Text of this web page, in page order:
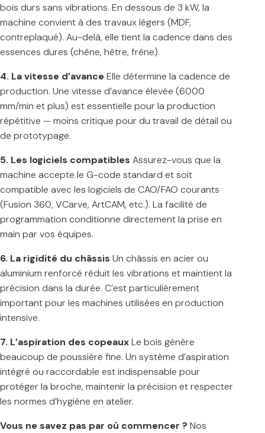
bois durs sans vibrations. En dessous de 3 kW, la
machine convient à des travaux légers (MDF,
contreplaqué). Au-delà, elle tient la cadence dans des
essences dures (chêne, hêtre, frêne).
4. La vitesse d’avanceElle détermine la cadence de
production. Une vitesse d’avance élevée (6000
mm/min et plus) est essentielle pour la production
répétitive — moins critique pour du travail de détail ou
de prototypage.
5. Les logiciels compatibles Assurez-vous que la
machine accepte le G-code standard et soit
compatible avec les logiciels de CAO/FAO courants
(Fusion 360, VCarve, ArtCAM, etc.). La facilité de
programmation conditionne directement la prise en
main par vos équipes.
6. La rigidité du châssis Un châssis en acier ou
aluminium renforcé réduit les vibrations et maintient la
précision dans la durée. C’est particulièrement
important pour les machines utilisées en production
intensive.
7. L’aspiration des copeauxLe bois génère
beaucoup de poussière fine. Un système d’aspiration
intégré ou raccordable est indispensable pour
protéger la broche, maintenir la précision et respecter
les normes d’hygiène en atelier.
Vous ne savez pas par où commencer ? Nos